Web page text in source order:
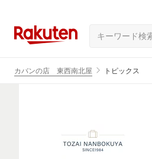
カバンの店 東西南北屋 トピックス